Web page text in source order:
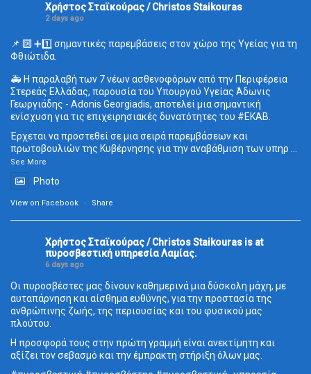
Χρήστος Σταϊκούρας / Christos Staikouras
2 days ago
📌 🔟 ➕1️⃣ σημαντικές παρεμβάσεις στον χώρο της Υγείας για τη
Φθιώτιδα.
🚑 Η παραλαβή των 7 νέων ασθενοφόρων από την Περιφέρεια
Στερεάς Ελλάδας, παρουσία του Υπουργού Υγείας Άδωνις
Γεωργιάδης - Adonis Georgiadis, αποτελεί μια σημαντική
ενίσχυση για τις επιχειρησιακές δυνατότητες του #ΕΚΑΒ
Έρχεται να προστεθεί σε μια σειρά παρεμβάσεων και
πρωτοβουλιών της Κυβέρνησης για την αναβάθμιση των υπηρ
See More
Photo
View on Facebook · Share
Χρήστος Σταϊκούρας / Christos Staikouras is at
πυροσβεστική υπηρεσία Λαμίας.
6 days ago
Οι πυροσβέστες μας δίνουν καθημερινά μια δύσκολη μάχη, με
αυταπάρνηση και αίσθημα ευθύνης, για την προστασία της
ανθρώπινης ζωής, της περιουσίας και του φυσικού μας
πλούτου.
Η προσφορά τους στην πρώτη γραμμή είναι ανεκτίμητη και
αξίζει τον σεβασμό και την έμπρακτη στήριξη όλων μας.